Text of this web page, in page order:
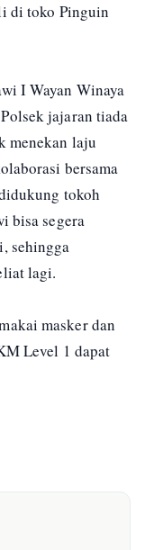
di toko Pinguin
I Wayan Winaya
jajaran tiada
menekan laju
bersama
tokoh
bisa segera
sehingga
lagi.
masker dan
Level 1 dapat